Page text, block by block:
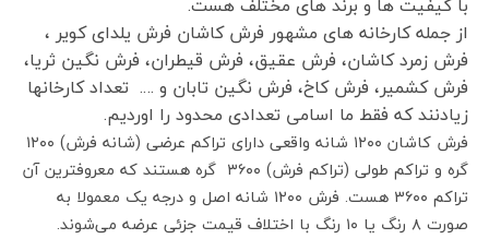
از جمله کارخانه های مشهور فرش کاشان فرش یلدای کویر ،
فرش زمرد کاشان، فرش عقیق، فرش قیطران، فرش نگین ثریا،
فرش کشمیر، فرش کاخ، فرش نگین تابان و …. تعداد کارخانها
زیادنند که فقط ما اسامی تعدادی محدود را اوردیم.
فرش کاشان ۱۲۰۰ شانه واقعی دارای تراکم عرضی (شانه فرش) ۱۲۰۰
گره و تراکم طولی (تراکم فرش) ۳۶۰۰ گره هستند که معروفترین آن
تراکم ۳۶۰۰ هست. فرش ۱۲۰۰ شانه اصل و درجه یک معمولا به
صورت ۸ رنگ یا ۱۰ رنگ با اختلاف قیمت جزئی عرضه می‌شوند.